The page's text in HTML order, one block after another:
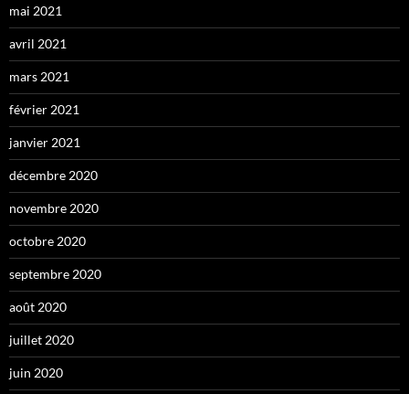
mai 2021
avril 2021
mars 2021
février 2021
janvier 2021
décembre 2020
novembre 2020
octobre 2020
septembre 2020
août 2020
juillet 2020
juin 2020